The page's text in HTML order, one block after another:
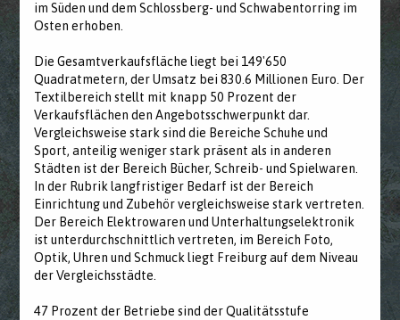
im Süden und dem Schlossberg- und Schwabentorring im
Osten erhoben.
Die Gesamtverkaufsfläche liegt bei 149'650
Quadratmetern, der Umsatz bei 830.6 Millionen Euro. Der
Textilbereich stellt mit knapp 50 Prozent der
Verkaufsflächen den Angebotsschwerpunkt dar.
Vergleichsweise stark sind die Bereiche Schuhe und
Sport, anteilig weniger stark präsent als in anderen
Städten ist der Bereich Bücher, Schreib- und Spielwaren.
In der Rubrik langfristiger Bedarf ist der Bereich
Einrichtung und Zubehör vergleichsweise stark vertreten.
Der Bereich Elektrowaren und Unterhaltungselektronik
ist unterdurchschnittlich vertreten, im Bereich Foto,
Optik, Uhren und Schmuck liegt Freiburg auf dem Niveau
der Vergleichsstädte.
47 Prozent der Betriebe sind der Qualitätsstufe